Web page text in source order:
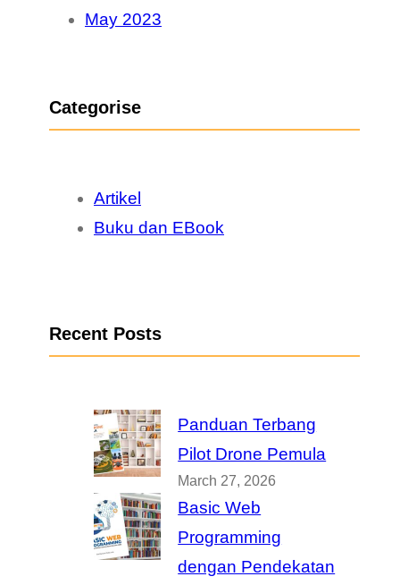
May 2023
Categorise
Artikel
Buku dan EBook
Recent Posts
Panduan Terbang
Pilot Drone Pemula
March 27, 2026
Basic Web
Programming
dengan Pendekatan